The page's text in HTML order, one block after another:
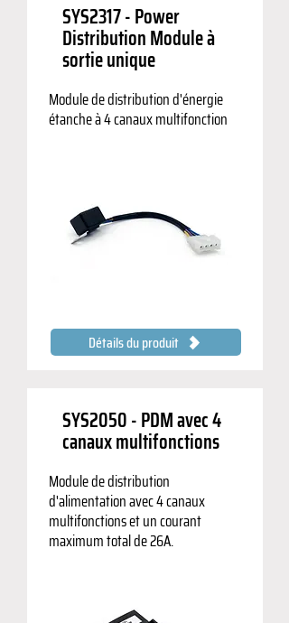
SYS2317 - Power
Distribution Module à
sortie unique
Module de distribution d'énergie
étanche à 4 canaux multifonction
Détails du produit
SYS2050 - PDM avec 4
canaux multifonctions
Module de distribution
d'alimentation avec 4 canaux
multifonctions et un courant
maximum total de 26A.